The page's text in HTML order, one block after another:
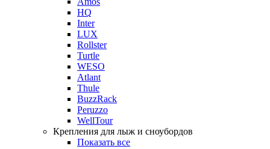
HQ
Inter
LUX
Rollster
Turtle
WESO
Atlant
Thule
BuzzRack
Peruzzo
WellTour
Крепления для лыж и сноубордов
Показать все